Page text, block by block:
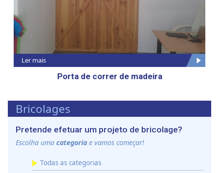
Ler mais
Porta de correr de madeira
Bricolages
Pretende efetuar um projeto de bricolage?
Escolha uma categoria e vamos começar!
Todas as categorias